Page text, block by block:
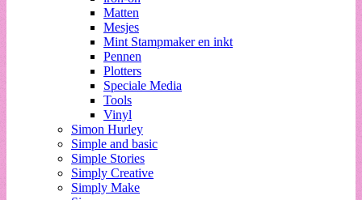
Matten
Mesjes
Mint Stampmaker en inkt
Pennen
Plotters
Speciale Media
Tools
Vinyl
Simon Hurley
Simple and basic
Simple Stories
Simply Creative
Simply Make